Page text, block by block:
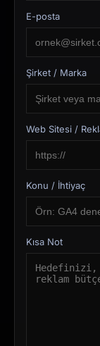
E-posta
Şirket / Marka
Web Sitesi /
Konu / İhtiyaç
Kısa Not